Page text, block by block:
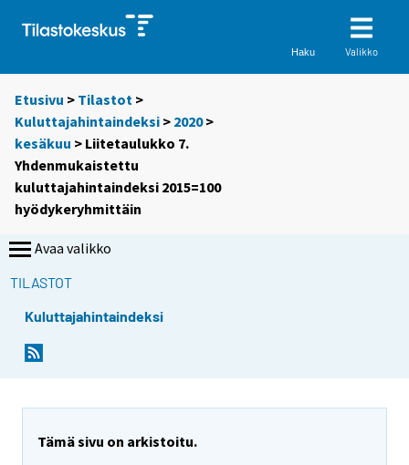
Haku Valikko
Etusivu > Tilastot >
Kuluttajahintaindeksi > 2020>
kesäkuu > Liitetaulukko 7.
Yhdenmukaistettu
kuluttajahintaindeksi 2015=100
hyödykeryhmittäin
Avaa valikko
TILASTOT
Kuluttajahintaindeksi
Tämä sivu on arkistoitu.